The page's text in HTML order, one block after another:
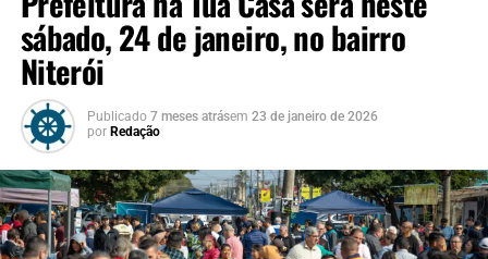
sábado, 24 de janeiro, no bairro
Niterói
Publicado 7 meses atrásem 23 de janeiro de 2026
por Redação